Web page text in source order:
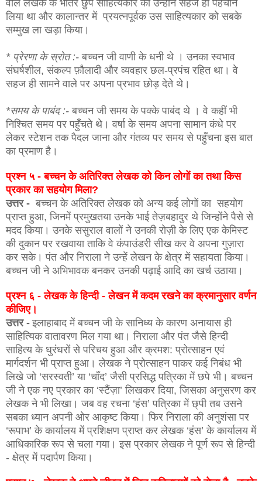
वाले लेखक के भीतर छुपे साहित्यकार को उन्होंने सहज ही पहचान
लिया था और कालान्तर में प्रयत्नपूर्वक उस साहित्यकार को सबके
सम्मुख ला खड़ा किया।
* प्रेरणा के स्रोत :- बच्चन जी वाणी के धनी थे । उनका स्वभाव
संघर्षशील, संकल्प फ़ौलादी और व्यवहार छल-प्रपंच रहित था। वे
सहज ही सामने वाले पर अपना प्रभाव छोड़ देते थे।
*समय के पाबंद :- बच्चन जी समय के पक्के पाबंद थे । वे कहीं भी
निश्चित समय पर पहुँचते थे। वर्षा के समय अपना सामान कंधे पर
लेकर स्टेशन तक पैदल जाना और गंतव्य पर समय से पहुँचना इस बात
का प्रमाण है।
प्रश्न ५ - बच्चन के अतिरिक्त लेखक को किन लोगों का तथा किस
प्रकार का सहयोग मिला?
उत्तर - बच्चन के अतिरिक्त लेखक को अन्य कई लोगों का सहयोग
प्राप्त हुआ, जिनमें प्रमुखतया उनके भाई तेज़बहादुर थे जिन्होंने पैसे से
मदद किया। उनके ससुराल वालों ने उनकी रोज़ी के लिए एक केमिस्ट
की दुकान पर रखवाया ताकि वे कंपाउंडरी सीख कर वे अपना गुज़ारा
कर सके। पंत और निराला ने उन्हें लेखन के क्षेत्र में सहायता किया।
बच्चन जी ने अभिभावक बनकर उनकी पढ़ाई आदि का खर्च उठाया।
प्रश्न ६ - लेखक के हिन्दी - लेखन में कदम रखने का क्रमानुसार वर्णन
कीजिए।
उत्तर - इलाहाबाद में बच्चन जी के सानिध्य के कारण अनायास ही
साहित्यिक वातावरण मिल गया था। निराला और पंत जैसे हिन्दी
साहित्य के धुरंधरों से परिचय हुआ और क्रमश: प्रोत्साहन एवं
मार्गदर्शन भी प्राप्त हुआ। लेखक ने प्रोत्साहन पाकर कई निबंध भी
लिखे जो ‘सरस्वती’ या ‘चाँद’ जैसी प्रसिद्ध पत्रिका में छपे भी। बच्चन
जी ने एक नए प्रकार का ‘स्टैंज़ा’ लिखकर दिया, जिसका अनुसरण कर
लेखक ने भी लिखा। जब वह रचना ‘हंस’ पत्रिका में छ्पी तब उसने
सबका ध्यान अपनी ओर आकृष्ट किया। फिर निराला की अनुशंसा पर
‘रूपाभ’ के कार्यालय में प्रशिक्षण प्राप्त कर लेखक ‘हंस’ के कार्यालय में
आधिकारिक रूप से चला गया। इस प्रकार लेखक ने पूर्ण रूप से हिन्दी
- क्षेत्र में पदार्पण किया।